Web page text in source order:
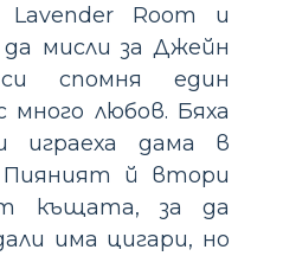
Lavender Room и
мисли за Джейн
спомня един
много любов. Бяха
дама в
й втори
къщата, за да
има цигари, но